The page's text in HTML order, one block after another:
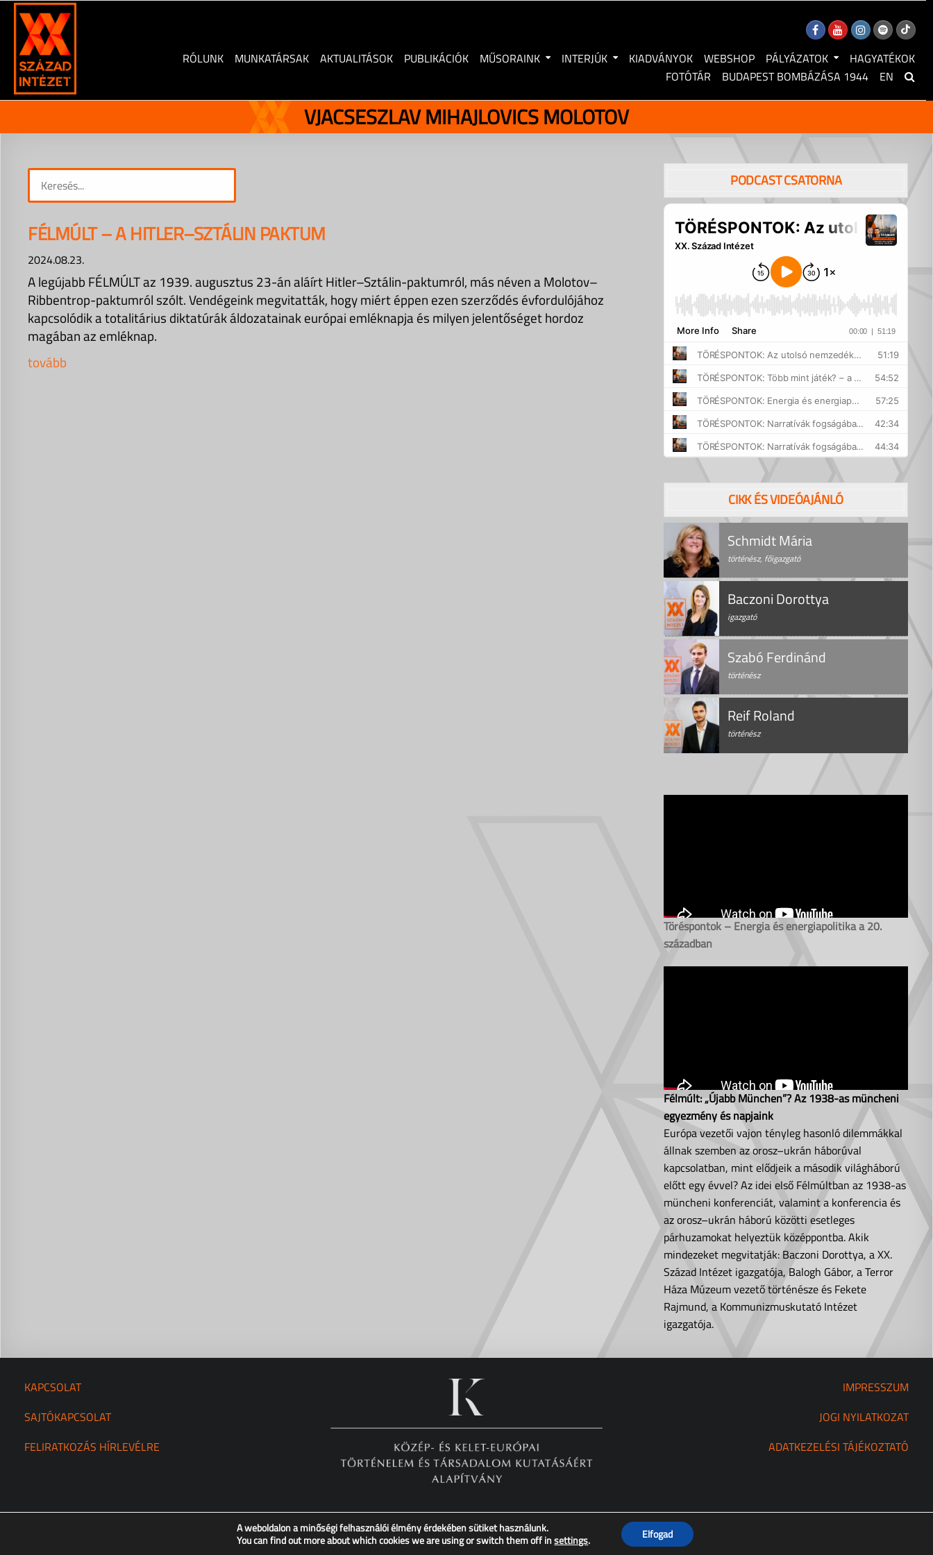
Skip
content
RÓLUNK
MUNKATÁRSAK AKTUALITÁSOK PUBLIKÁCIÓK MŰSORAINK INTERJÚK KIADVÁNYOK WEBSHOP PÁLYÁZATOK
HAGYATÉKOK
FOTÓTÁR
BUDAPEST BOMBÁZÁSA 1944 EN
VJACSESZLAV MIHAJLOVICS MOLOTOV
FÉLMÚLT – A HITLER–SZTÁLIN PAKTUM
2024.08.23.
A legújabb FÉLMÚLT az 1939. augusztus 23-án aláírt Hitler–Sztálin-paktumról, más néven a Molotov–
Ribbentrop-paktumról szólt. Vendégeink megvitatták, hogy miért éppen ezen szerződés évfordulójához
kapcsolódik a totalitárius diktatúrák áldozatainak európai emléknapja és milyen jelentőséget hordoz
magában az emléknap.
tovább
PODCAST CSATORNA
CIKK ÉS VIDEÓAJÁNLÓ
Schmidt Mária
történész, főigazgató
Baczoni Dorottya
igazgató
Szabó Ferdinánd
történész
Reif Roland
történész
Töréspontok – Energia és energiapolitika a 20.
században
Félmúlt: „Újabb München”? Az 1938-as müncheni
egyezmény és napjaink
Európa vezetői vajon tényleg hasonló dilemmákkal
állnak szemben az orosz–ukrán háborúval
kapcsolatban, mint elődjeik a második világháború
előtt egy évvel? Az idei első Félmúltban az 1938-as
müncheni konferenciát, valamint a konferencia és
az orosz–ukrán háború közötti esetleges
párhuzamokat helyeztük középpontba. Akik
mindezeket megvitatják: Baczoni Dorottya, a XX.
Század Intézet igazgatója, Balogh Gábor, a Terror
Háza Múzeum vezető történésze és Fekete
Rajmund, a Kommunizmuskutató Intézet
igazgatója.
KAPCSOLAT
SAJTÓKAPCSOLAT
FELIRATKOZÁS HÍRLEVÉLRE
IMPRESSZUM
JOGI NYILATKOZAT
ADATKEZELÉSI TÁJÉKOZTATÓ
Copyright © XX. Század Intézet – Minden jog fenntartva!
A weboldalon a minőségi felhasználói élmény érdekében sütiket használunk.
You can find out more about which cookies we are using or switch them off insettings. Elfogad